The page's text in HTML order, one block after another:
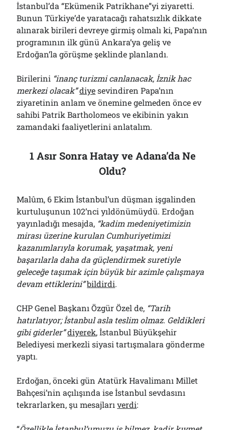
İstanbul’da “Ekümenik Patrikhane”yi ziyaretti.
Bunun Türkiye’de yaratacağı rahatsızlık dikkate
alınarak birileri devreye girmiş olmalı ki, Papa’nın
programının ilk günü Ankara’ya geliş ve
Erdoğan’la görüşme şeklinde planlandı.
Birilerini “inanç turizmi canlanacak, İznik hac
merkezi olacak”diyesevindiren Papa’nın
ziyaretinin anlam ve önemine gelmeden önce ev
sahibi Patrik Bartholomeos ve ekibinin yakın
zamandaki faaliyetlerini anlatalım.
1 Asır Sonra Hatay ve Adana’da Ne
Oldu?
Malûm, 6 Ekim İstanbul’un düşman işgalinden
kurtuluşunun 102’nci yıldönümüydü. Erdoğan
yayınladığı mesajda, “kadim medeniyetimizin
mirası üzerine kurulan Cumhuriyetimizi
kazanımlarıyla korumak, yaşatmak, yeni
başarılarla daha da güçlendirmek suretiyle
geleceğe taşımak için büyük bir azimle çalışmaya
devam ettiklerini”bildirdi.
CHP Genel Başkanı Özgür Özel de, “Tarih
hatırlatıyor; İstanbul asla teslim olmaz. Geldikleri
gibi giderler”diyerek, İstanbul Büyükşehir
Belediyesi merkezli siyasi tartışmalara gönderme
yaptı.
Erdoğan, önceki gün Atatürk Havalimanı Millet
Bahçesi’nin açılışında ise İstanbul sevdasını
tekrarlarken, şu mesajlarıverdi: